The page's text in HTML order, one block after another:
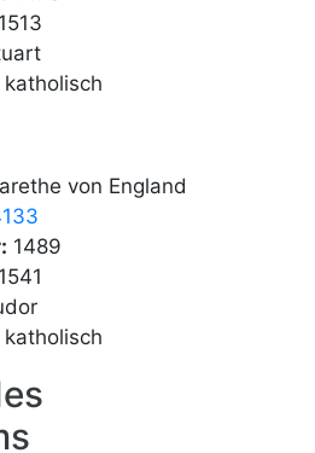
1513
katholisch
von England
1489
1541
katholisch